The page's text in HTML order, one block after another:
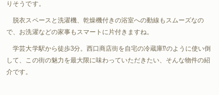
りそうです。
脱衣スペースと洗濯機、乾燥機付きの浴室への動線もスムーズなの
で、お洗濯などの家事もスマートに片付きますね。
学芸大学駅から徒歩3分。西口商店街を自宅の冷蔵庫⁉︎のように使い倒
して、この街の魅力を最大限に味わっていただきたい、そんな物件の紹
介です。